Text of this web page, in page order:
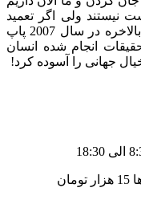
ولی اگر تعمید
داده شود، گناه اول او پاک می شود. اما بالاخره در سال 2007 پاپ
انجام شده انسان
جهانی را آسوده کرد!